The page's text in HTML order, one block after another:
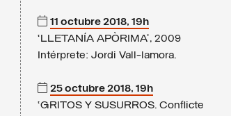
11 octubre 2018, 19h
‘LLETANÍA APÒRIMA’, 2009
Intérprete: Jordi Vall-lamora.
25 octubre 2018, 19h
‘GRITOS Y SUSURROS. Conflicte